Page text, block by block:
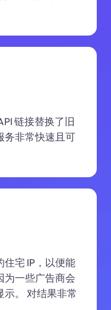
链接替换了旧
务非常快速且可
宅 IP，以便能
为一些广告商会
。 对结果非常